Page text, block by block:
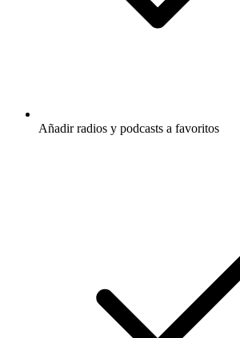
Añadir radios y podcasts a favoritos